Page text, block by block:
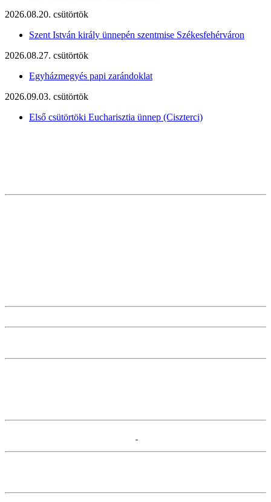
2026.08.20. csütörtök
Szent István király ünnepén szentmise Székesfehérváron
2026.08.27. csütörtök
Egyházmegyés papi zarándoklat
2026.09.03. csütörtök
Első csütörtöki Eucharisztia ünnep (Ciszterci)